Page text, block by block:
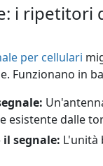
i ripetitori
per cellulari
Funzionano in
esistente dalle
segnale: L'unità